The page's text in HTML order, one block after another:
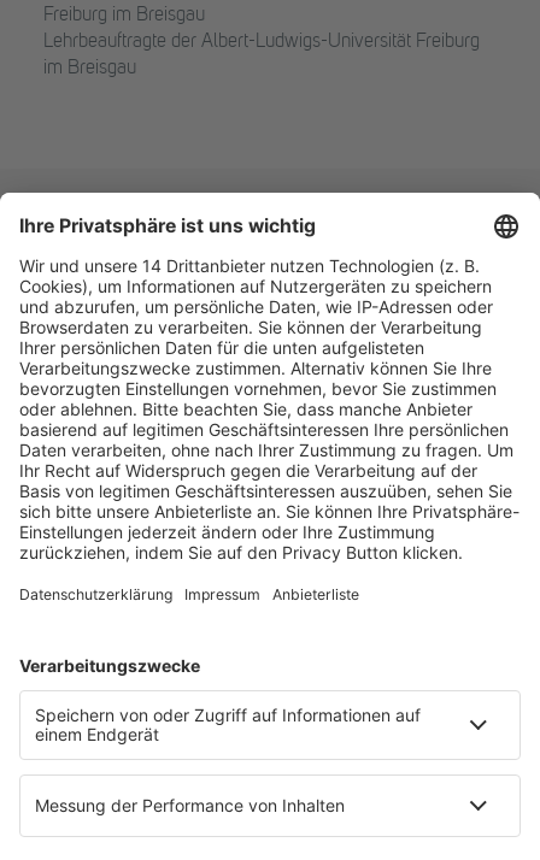
Freiburg im Breisgau
Lehrbeauftragte der Albert-Ludwigs-Universität Freiburg
im Breisgau
Fachmedien Recht und Wirtschaft
Ein Fachbereich der
dfv Mediengruppe
Mainzer Landstr. 251
60326 Frankfurt am Main
E-Mail:info@ruw.de
Web:https://www.ruw.de
AGB
Datenschutzerklärung
Genderhinweis
Cookie-Einstellungen